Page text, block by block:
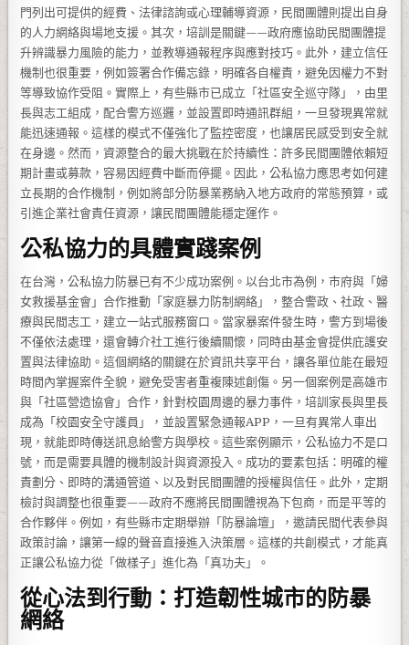
門列出可提供的經費、法律諮詢或心理輔導資源，民間團體則提出自身
的人力網絡與場地支援。其次，培訓是關鍵——政府應協助民間團體提
升辨識暴力風險的能力，並教導通報程序與應對技巧。此外，建立信任
機制也很重要，例如簽署合作備忘錄，明確各自權責，避免因權力不對
等導致協作受阻。實際上，有些縣市已成立「社區安全巡守隊」，由里
長與志工組成，配合警方巡邏，並設置即時通訊群組，一旦發現異常就
能迅速通報。這樣的模式不僅強化了監控密度，也讓居民感受到安全就
在身邊。然而，資源整合的最大挑戰在於持續性：許多民間團體依賴短
期計畫或募款，容易因經費中斷而停擺。因此，公私協力應思考如何建
立長期的合作機制，例如將部分防暴業務納入地方政府的常態預算，或
引進企業社會責任資源，讓民間團體能穩定運作。
公私協力的具體實踐案例
在台灣，公私協力防暴已有不少成功案例。以台北市為例，市府與「婦
女救援基金會」合作推動「家庭暴力防制網絡」，整合警政、社政、醫
療與民間志工，建立一站式服務窗口。當家暴案件發生時，警方到場後
不僅依法處理，還會轉介社工進行後續關懷，同時由基金會提供庇護安
置與法律協助。這個網絡的關鍵在於資訊共享平台，讓各單位能在最短
時間內掌握案件全貌，避免受害者重複陳述創傷。另一個案例是高雄市
與「社區營造協會」合作，針對校園周邊的暴力事件，培訓家長與里長
成為「校園安全守護員」，並設置緊急通報APP，一旦有異常人車出
現，就能即時傳送訊息給警方與學校。這些案例顯示，公私協力不是口
號，而是需要具體的機制設計與資源投入。成功的要素包括：明確的權
責劃分、即時的溝通管道、以及對民間團體的授權與信任。此外，定期
檢討與調整也很重要——政府不應將民間團體視為下包商，而是平等的
合作夥伴。例如，有些縣市定期舉辦「防暴論壇」，邀請民間代表參與
政策討論，讓第一線的聲音直接進入決策層。這樣的共創模式，才能真
正讓公私協力從「做樣子」進化為「真功夫」。
從心法到行動：打造韌性城市的防暴
網絡